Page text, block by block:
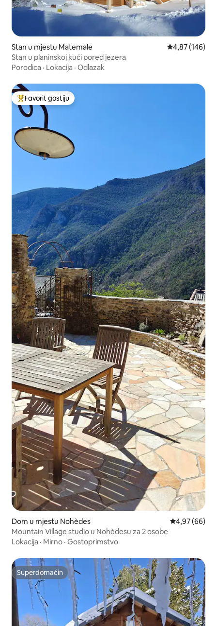
Stan u mjestu Matemale Prosječna
4,87 (146)
Stan u planinskoj kući pored jezera
Porodica · Lokacija · Odlazak
Glavni favorit gostiju
Favorit gostiju
Dom u mjestu Nohèdes Prosječna
4,97 (66)
Mountain Village studio u Nohèdesu za 2 osobe
Lokacija · Mirno · Gostoprimstvo
Superdomaćin
Superdomaćin